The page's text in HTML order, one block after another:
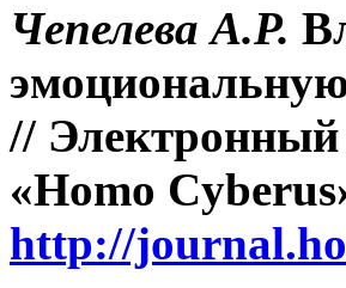
Чепелева А.Р.
// Электронный
«Homo
http://